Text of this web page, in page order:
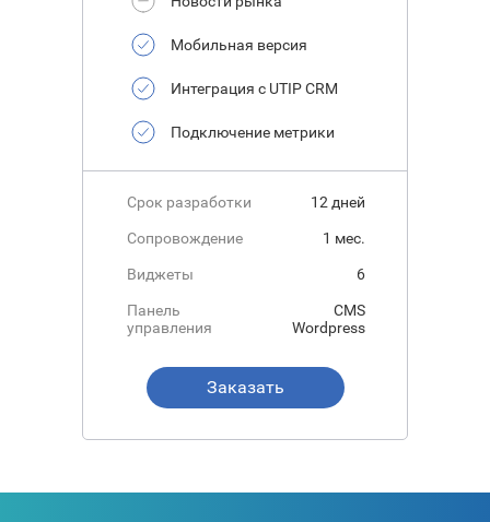
Мобильная версия
Интеграция с UTIP CRM
Подключение метрики
Срок разработки 12 дней
Сопровождение 1 мес.
Виджеты 6
Панель
управления
CMS
Wordpress
Заказать